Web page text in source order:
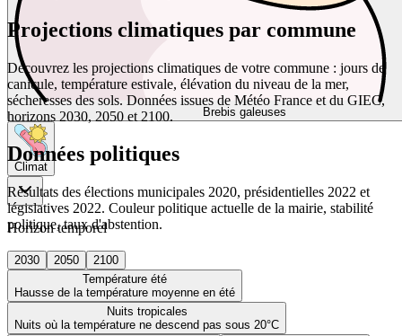
Brebis galeuses
Climat
Horizon temporel
2030 2050
2100
Température été
Hausse de la température moyenne en été
Nuits tropicales
Nuits où la température ne descend pas sous 20°C
Projections climatiques par commune
Découvrez les projections climatiques de votre commune : jours de
canicule, température estivale, élévation du niveau de la mer,
sécheresses des sols. Données issues de Météo France et du GIEC,
horizons 2030, 2050 et 2100.
Données politiques
Résultats des élections municipales 2020, présidentielles 2022 et
législatives 2022. Couleur politique actuelle de la mairie, stabilité
politique, taux d'abstention.